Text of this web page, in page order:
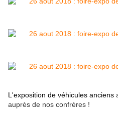
L'exposition de véhicules anciens
auprès de nos confrères !